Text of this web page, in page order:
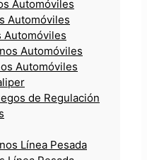
Automóviles
Automóviles
Automóviles
Automóviles
Automóviles
de Regulación
Línea Pesada